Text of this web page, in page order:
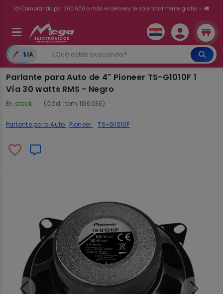
💳 ¡HASTA 24 CUOTAS SIN INTERÉS con tarjetas adheridas!
IA
Parlante para Auto de 4" Pioneer TS-G1010F 1
Vía 30 watts RMS - Negro
En stock (Cód. Item 1136036)
Parlante para Auto Pioneer TS-G1010F